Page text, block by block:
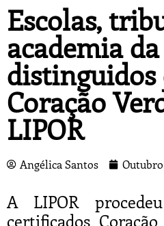
Escolas,
academia
distinguidos
Coração
LIPOR
Angélica Santos Outubro
A LIPOR
certificados